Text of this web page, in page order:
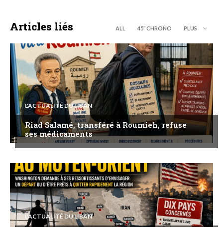
Articles liés ALL 45’’ CHRONO PLUS
L'ACTUALITÉ DU LIBAN
Riad Salamé, transféré à Roumieh, refuse
ses médicaments
L'ACTUALITÉ DU LIBAN